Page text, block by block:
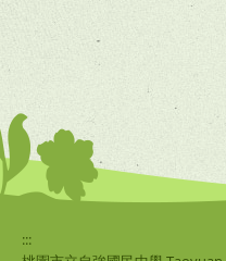
:::